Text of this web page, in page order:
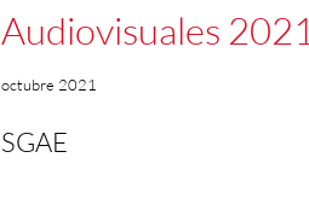
Audiovisuales 2021
octubre 2021
SGAE